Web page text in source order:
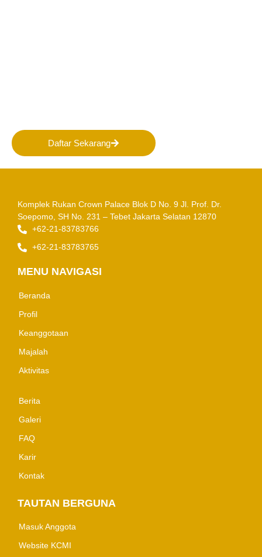
Daftar Sekarang
Komplek Rukan Crown Palace Blok D No. 9 Jl. Prof. Dr.
Soepomo, SH No. 231 – Tebet Jakarta Selatan 12870
+62-21-83783766
+62-21-83783765
MENU NAVIGASI
Beranda
Profil
Keanggotaan
Majalah
Aktivitas
Berita
Galeri
FAQ
Karir
Kontak
TAUTAN BERGUNA
Masuk Anggota
Website KCMI